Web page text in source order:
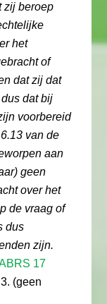
zij beroep
het
of
dat zij dat
dat bij
voorbereid
van de
aan
geen
over het
de vraag of
dus
zijn.
17
3. (geen